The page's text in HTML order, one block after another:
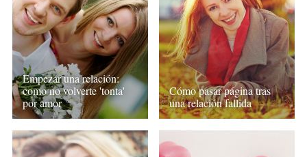
Empezar una relación:
como no volverte 'tonta'
por amor
Cómo pasar página tras
una relación fallida